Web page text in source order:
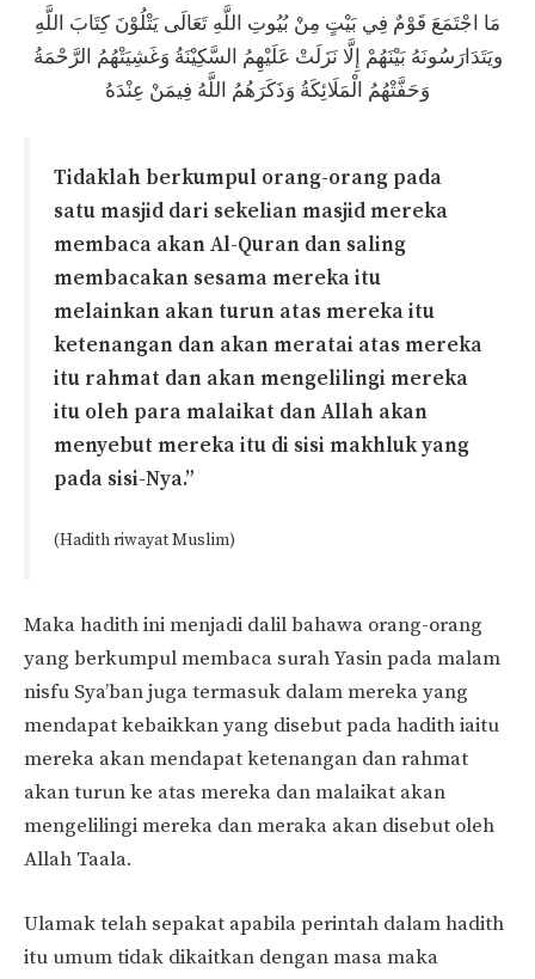
مَا اجْتَمَعَ قَوْمٌ فِي بَيْتٍ مِنْ بُيُوتِ اللَّهِ تَعَالَى يَتْلُوْنَ كِتَابَ اللَّهِ
ويَتَدَارَسُونَهُ بَيْنَهُمْ إِلَّا نَزَلَتْ عَلَيْهِمُ السَّكِيْنَةُ وَغَشِيَتْهُمُ الرَّحْمَةُ
وَحَفَّتْهُمُ الْمَلَائِكَةُ وَذَكَرَهُمُ اللَّهُ فِيمَنْ عِنْدَهُ
Tidaklah berkumpul orang-orang pada
satu masjid dari sekelian masjid mereka
membaca akan Al-Quran dan saling
membacakan sesama mereka itu
melainkan akan turun atas mereka itu
ketenangan dan akan meratai atas mereka
itu rahmat dan akan mengelilingi mereka
itu oleh para malaikat dan Allah akan
menyebut mereka itu di sisi makhluk yang
pada sisi-Nya.”
(Hadith riwayat Muslim)
Maka hadith ini menjadi dalil bahawa orang-orang
yang berkumpul membaca surah Yasin pada malam
nisfu Sya’ban juga termasuk dalam mereka yang
mendapat kebaikkan yang disebut pada hadith iaitu
mereka akan mendapat ketenangan dan rahmat
akan turun ke atas mereka dan malaikat akan
mengelilingi mereka dan meraka akan disebut oleh
Allah Taala.
Ulamak telah sepakat apabila perintah dalam hadith
itu umum tidak dikaitkan dengan masa maka